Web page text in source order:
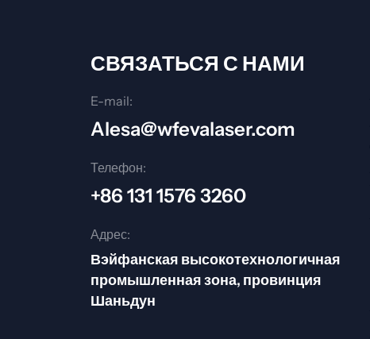
СВЯЗАТЬСЯ С НАМИ
E-mail:
Alesa@wfevalaser.com
Телефон:
+86 131 1576 3260
Адрес:
Вэйфанская высокотехнологичная
промышленная зона, провинция
Шаньдун